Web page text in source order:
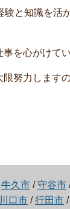
験と知識を活
を心がけてい
限努力します
牛久市 /守谷市
川口市 /行田市 /